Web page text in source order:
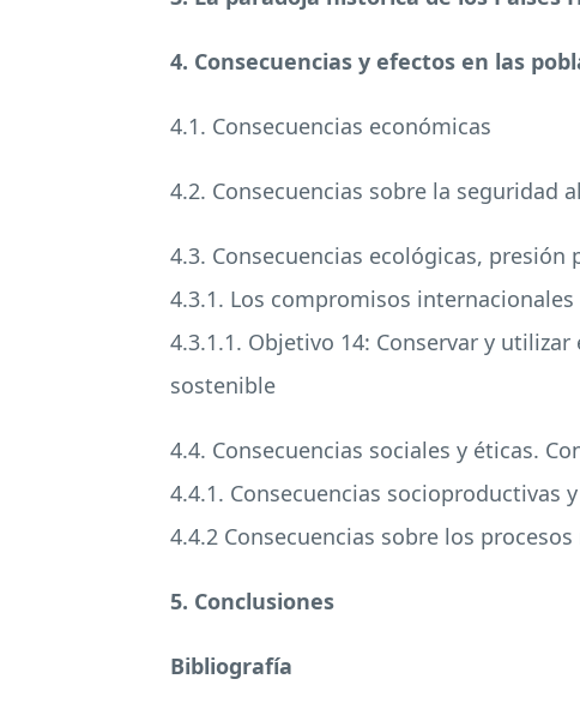
4. Consecuencias y efectos en las
4.1. Consecuencias económicas
4.2. Consecuencias sobre la seguridad
4.3. Consecuencias ecológicas,
4.3.1. Los compromisos
4.3.1.1. Objetivo 14: Conservar y
sostenible
4.4. Consecuencias sociales y éticas.
4.4.1. Consecuencias socioproductivas
4.4.2 Consecuencias sobre los
5. Conclusiones
Bibliografía